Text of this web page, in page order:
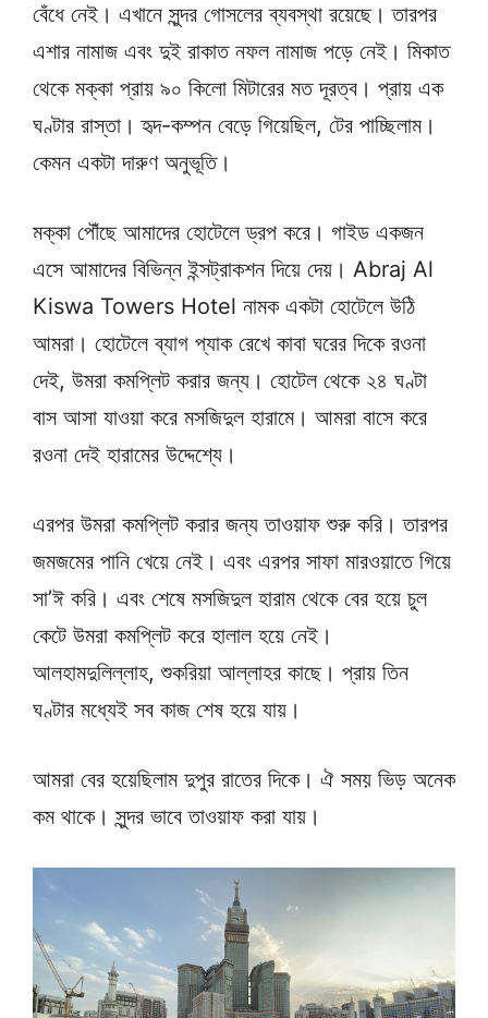
বেঁধে নেই। এখানে সুন্দর গোসলের ব্যবস্থা রয়েছে। তারপর
এশার নামাজ এবং দুই রাকাত নফল নামাজ পড়ে নেই। মিকাত
থেকে মক্কা প্রায় ৯০ কিলো মিটারের মত দূরত্ব। প্রায় এক
ঘণ্টার রাস্তা। হৃদ-কম্পন বেড়ে গিয়েছিল, টের পাচ্ছিলাম।
কেমন একটা দারুণ অনুভূতি।
মক্কা পৌঁছে আমাদের হোটেলে ড্রপ করে। গাইড একজন
এসে আমাদের বিভিন্ন ইন্সট্রাকশন দিয়ে দেয়। Abraj Al
Kiswa Towers Hotel নামক একটা হোটেলে উঠি
আমরা। হোটেলে ব্যাগ প্যাক রেখে কাবা ঘরের দিকে রওনা
দেই, উমরা কমপ্লিট করার জন্য। হোটেল থেকে ২৪ ঘণ্টা
বাস আসা যাওয়া করে মসজিদুল হারামে। আমরা বাসে করে
রওনা দেই হারামের উদ্দেশ্যে।
এরপর উমরা কমপ্লিট করার জন্য তাওয়াফ শুরু করি। তারপর
জমজমের পানি খেয়ে নেই। এবং এরপর সাফা মারওয়াতে গিয়ে
সা’ঈ করি। এবং শেষে মসজিদুল হারাম থেকে বের হয়ে চুল
কেটে উমরা কমপ্লিট করে হালাল হয়ে নেই।
আলহামদুলিল্লাহ, শুকরিয়া আল্লাহর কাছে। প্রায় তিন
ঘণ্টার মধ্যেই সব কাজ শেষ হয়ে যায়।
আমরা বের হয়েছিলাম দুপুর রাতের দিকে। ঐ সময় ভিড় অনেক
কম থাকে। সুন্দর ভাবে তাওয়াফ করা যায়।